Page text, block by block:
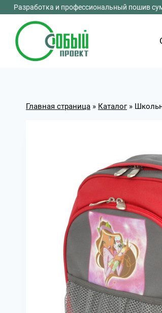
Перейти
содержимому
Разработка и профессиональный пошив
Главная страница » Каталог»